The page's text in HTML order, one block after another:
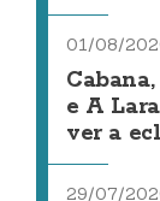
01/08/
e A
ver a
29/07/